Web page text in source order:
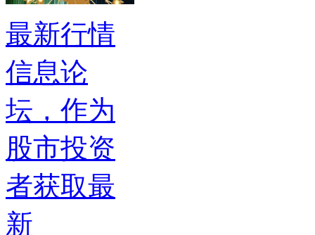
最新行情
信息论
坛，作为
股市投资
者获取最
新